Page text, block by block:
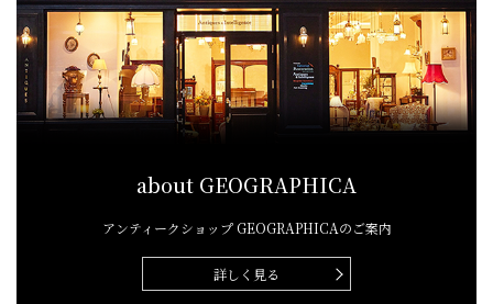
about GEOGRAPHICA
アンティークショップGEOGRAPHICAのご案内
詳しく見る